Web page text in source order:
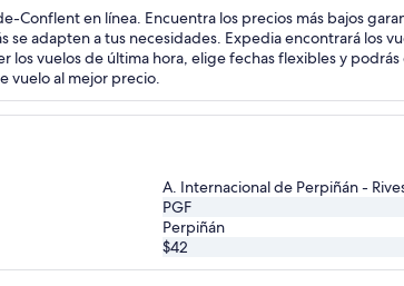
Conflent en línea. Encuentra los precios más bajos
adapten a tus necesidades. Expedia encontrará los
vuelos de última hora, elige fechas flexibles y
vuelo al mejor precio.
A. Internacional de Perpiñán -
PGF
Perpiñán
$42